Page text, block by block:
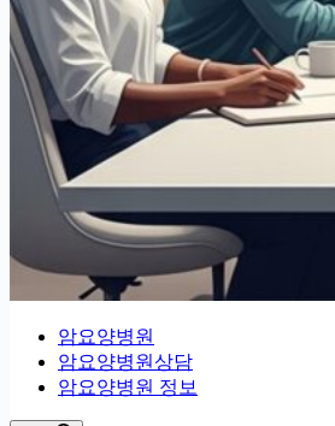
암요양병원
암요양병원상담
암요양병원 정보